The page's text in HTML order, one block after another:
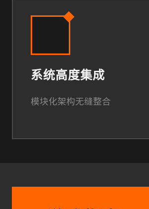
系统高度集成
模块化架构无缝整合